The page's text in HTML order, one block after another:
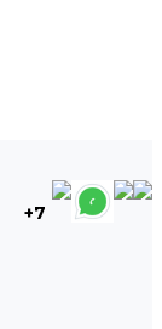
+7